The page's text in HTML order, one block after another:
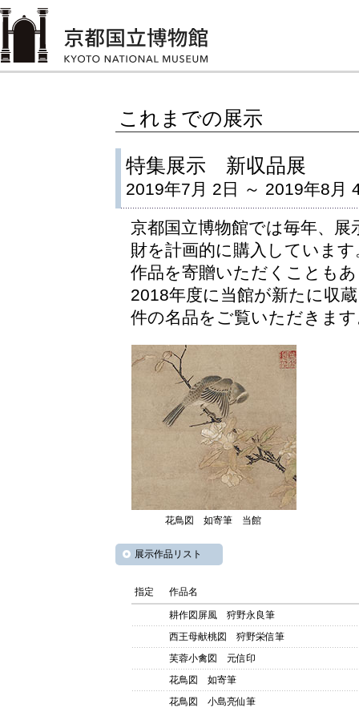
これまでの展示
特集展示 新収品展
2019年7月 2日 ～ 2019年8月
京都国立博物館では毎年、
財を計画的に購入していま
作品を寄贈いただくことも
2018年度に当館が新たに収
件の名品をご覧いただきま
花鳥図 如寄筆 当館
展示作品リスト
指定 作品名
耕作図屏風 狩野永良筆
西王母献桃図 狩野栄信筆
芙蓉小禽図 元信印
花鳥図 如寄筆
花鳥図 小島亮仙筆